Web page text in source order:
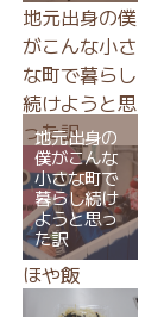
地元出身の僕
がこんな小さ
な町で暮らし
続けようと思
った訳
地元出身の
僕がこんな
小さな町で
暮らし続け
ようと思っ
た訳
ほや飯